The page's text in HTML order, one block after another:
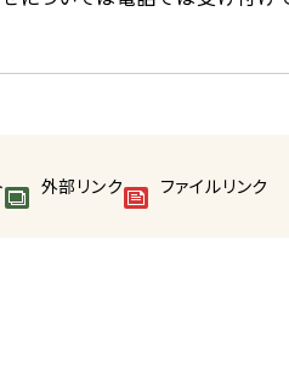
外部リンク ファイルリンク